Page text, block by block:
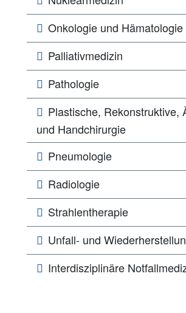
Onkologie und Hämatologie
Palliativmedizin
Pathologie
Plastische, Rekonstruktive,
und Handchirurgie
Pneumologie
Radiologie
Strahlentherapie
Unfall- und
Interdisziplinäre